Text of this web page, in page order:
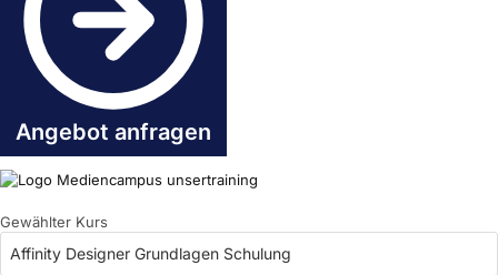
Angebot anfragen
Gewählter Kurs